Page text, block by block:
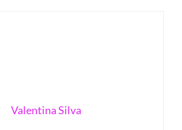
Valentina Silva